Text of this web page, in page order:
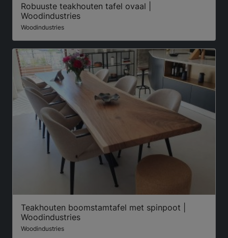
Robuuste teakhouten tafel ovaal |
Woodindustries
Woodindustries
Teakhouten boomstamtafel met spinpoot |
Woodindustries
Woodindustries